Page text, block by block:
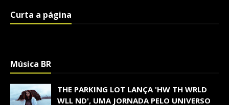
Curta a página
Música BR
THE PARKING LOT LANÇA 'HW TH WRLD
WLL ND', UMA JORNADA PELO UNIVERSO